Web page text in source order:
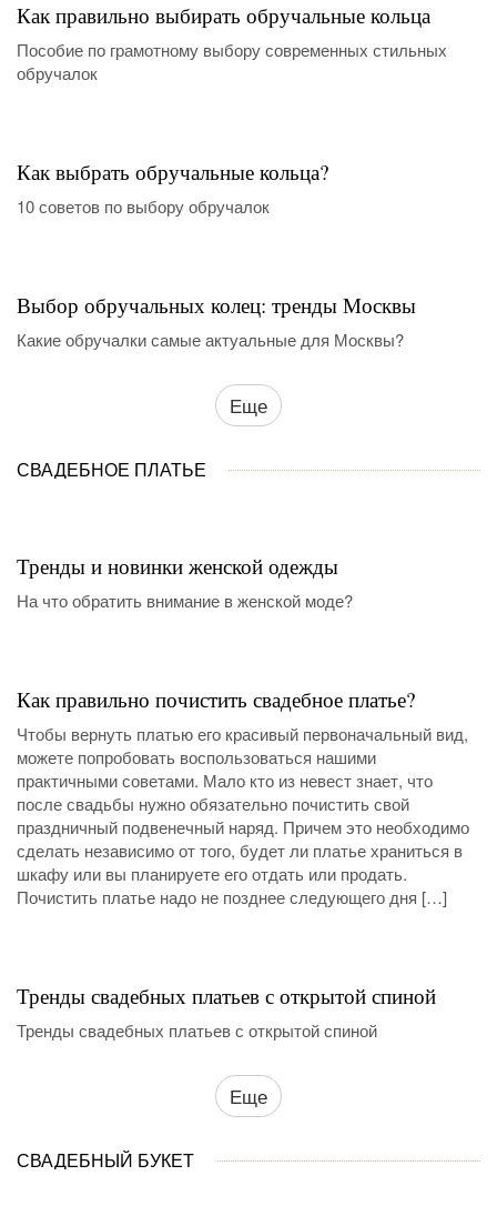
Как правильно выбирать обручальные кольца
Пособие по грамотному выбору современных стильных
обручалок
Как выбрать обручальные кольца?
10 советов по выбору обручалок
Выбор обручальных колец: тренды Москвы
Какие обручалки самые актуальные для Москвы?
Еще
СВАДЕБНОЕ ПЛАТЬЕ
Тренды и новинки женской одежды
На что обратить внимание в женской моде?
Как правильно почистить свадебное платье?
Чтобы вернуть платью его красивый первоначальный вид,
можете попробовать воспользоваться нашими
практичными советами. Мало кто из невест знает, что
после свадьбы нужно обязательно почистить свой
праздничный подвенечный наряд. Причем это необходимо
сделать независимо от того, будет ли платье храниться в
шкафу или вы планируете его отдать или продать.
Почистить платье надо не позднее следующего дня […]
Тренды свадебных платьев с открытой спиной
Тренды свадебных платьев с открытой спиной
Еще
СВАДЕБНЫЙ БУКЕТ